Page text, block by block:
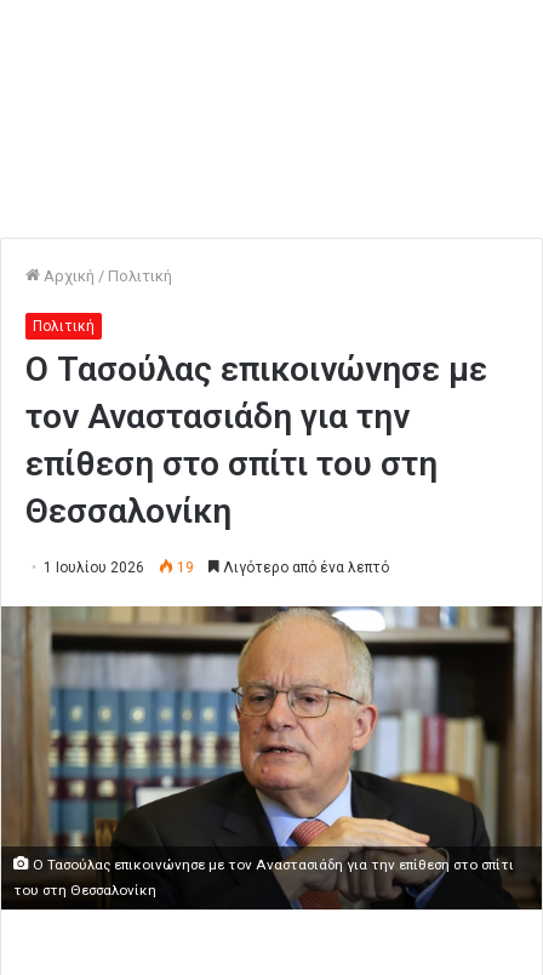
Αρχική / Πολιτική
Πολιτική
Ο Τασούλας επικοινώνησε με
τον Αναστασιάδη για την
επίθεση στο σπίτι του στη
Θεσσαλονίκη
1 Ιουλίου 2026 19 Λιγότερο από ένα λεπτό
Ο Τασούλας επικοινώνησε με τον Αναστασιάδη για την επίθεση στο σπίτι
του στη Θεσσαλονίκη